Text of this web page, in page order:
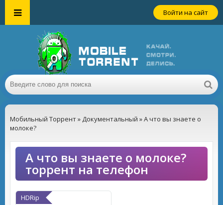
Войти на сайт
Мобильный Торрент» Документальный » А что вы знаете о
молоке?
А что вы знаете о молоке?
торрент на телефон
HDRip